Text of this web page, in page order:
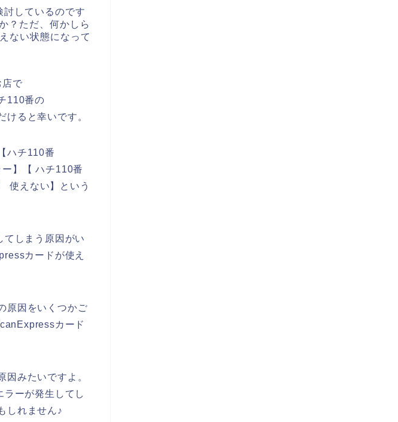
しているのです
？ただ、何かしら
ない状態になって
店で
110番の
ると幸いです。
ハチ110番
】【 ハチ110番
えない】という
しまう原因がい
カードが使え
原因をいくつかご
カード
みたいですよ。
ーが発生してし
しれません♪